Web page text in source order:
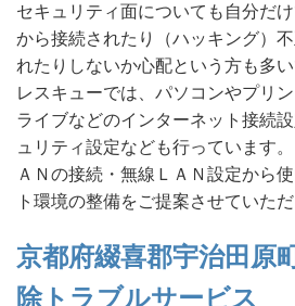
セキュリティ面についても自分だ
から接続されたり（ハッキング）
れたりしないか心配という方も多
レスキューでは、パソコンやプリ
ライブなどのインターネット接続
ュリティ設定なども行っています
ＡＮの接続・無線ＬＡＮ設定から
ト環境の整備をご提案させていただ
京都府綴喜郡宇治田原
除トラブルサービス